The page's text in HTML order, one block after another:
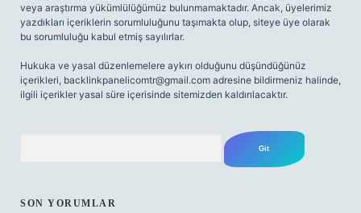
veya araştırma yükümlülüğümüz bulunmamaktadır. Ancak, üyelerimiz
yazdıkları içeriklerin sorumluluğunu taşımakta olup, siteye üye olarak
bu sorumluluğu kabul etmiş sayılırlar.
Hukuka ve yasal düzenlemelere aykırı olduğunu düşündüğünüz
içerikleri, backlinkpanelicomtr@gmail.com adresine bildirmeniz halinde,
ilgili içerikler yasal süre içerisinde sitemizden kaldırılacaktır.
SON YORUMLAR